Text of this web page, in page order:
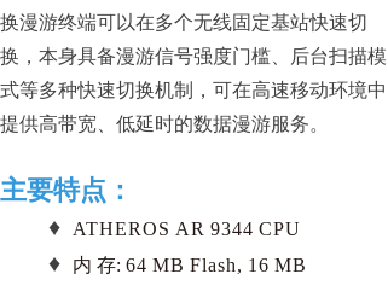
换漫游终端可以在多个无线固定基站快速切
换，本身具备漫游信号强度门槛、后台扫描模
式等多种快速切换机制，可在高速移动环境中
提供高带宽、低延时的数据漫游服务。
主要特点：
♦ ATHEROS AR 9344 CPU
♦ 内 存: 64 MB Flash, 16 MB